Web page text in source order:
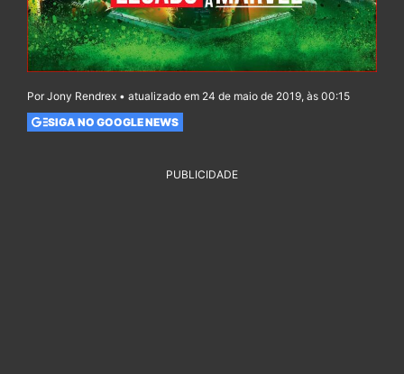
Por Jony Rendrex • atualizado em 24 de maio de 2019, às 00:15
SIGA NO GOOGLE NEWS
PUBLICIDADE